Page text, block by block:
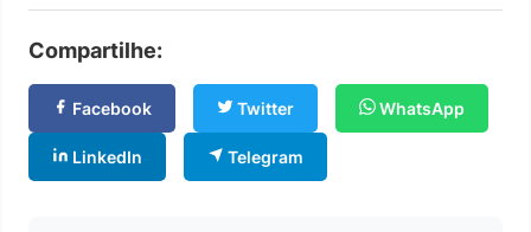
Compartilhe:
Facebook Twitter WhatsApp
LinkedIn Telegram